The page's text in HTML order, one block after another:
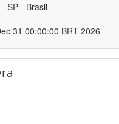
SP - Brasil
31 00:00:00 BRT 2026